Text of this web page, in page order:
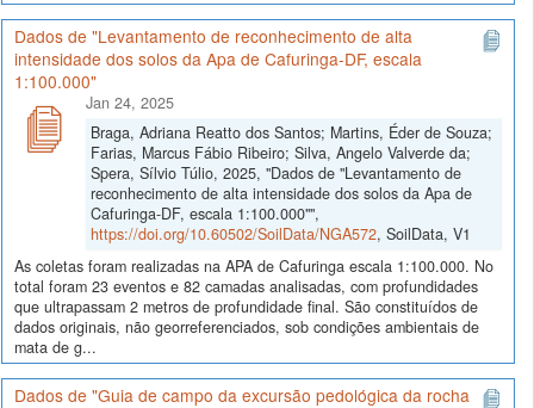
Dados de "Levantamento de reconhecimento de alta
intensidade dos solos da Apa de Cafuringa-DF, escala
1:100.000"
Jan 24, 2025
Braga, Adriana Reatto dos Santos; Martins, Éder de Souza;
Farias, Marcus Fábio Ribeiro; Silva, Angelo Valverde da;
Spera, Sílvio Túlio, 2025, "Dados de "Levantamento de
reconhecimento de alta intensidade dos solos da Apa de
Cafuringa-DF, escala 1:100.000"",
https://doi.org/10.60502/SoilData/NGA572, SoilData, V1
As coletas foram realizadas na APA de Cafuringa escala 1:100.000. No
total foram 23 eventos e 82 camadas analisadas, com profundidades
que ultrapassam 2 metros de profundidade final. São constituídos de
dados originais, não georreferenciados, sob condições ambientais de
mata de g...
Dados de "Guia de campo da excursão pedológica da rocha